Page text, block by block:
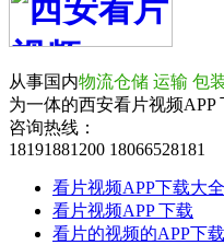
从事国内物流仓储 运输 包
为一体的西安看片视频APP
咨询热线：
18191881200 18066528181
看片视频APP下载大
看片视频APP 下载
看片的视频的APP下载